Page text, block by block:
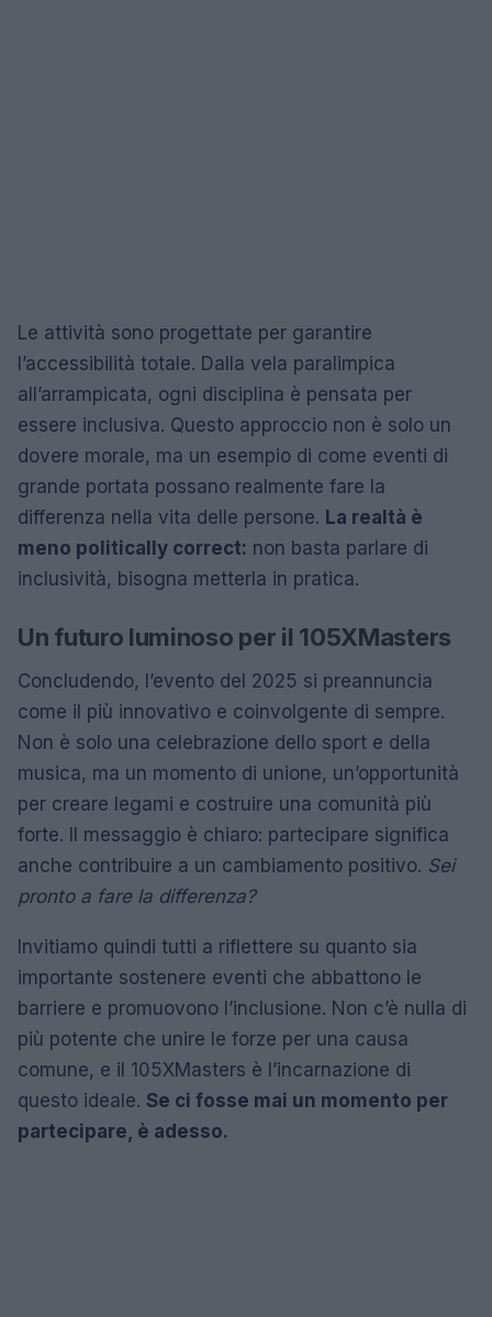
Le attività sono progettate per garantire
l’accessibilità totale. Dalla vela paralimpica
all’arrampicata, ogni disciplina è pensata per
essere inclusiva. Questo approccio non è solo un
dovere morale, ma un esempio di come eventi di
grande portata possano realmente fare la
differenza nella vita delle persone. La realtà è
meno politically correct: non basta parlare di
inclusività, bisogna metterla in pratica.
Un futuro luminoso per il 105XMasters
Concludendo, l’evento del 2025 si preannuncia
come il più innovativo e coinvolgente di sempre.
Non è solo una celebrazione dello sport e della
musica, ma un momento di unione, un’opportunità
per creare legami e costruire una comunità più
forte. Il messaggio è chiaro: partecipare significa
anche contribuire a un cambiamento positivo. Sei
pronto a fare la differenza?
Invitiamo quindi tutti a riflettere su quanto sia
importante sostenere eventi che abbattono le
barriere e promuovono l’inclusione. Non c’è nulla di
più potente che unire le forze per una causa
comune, e il 105XMasters è l’incarnazione di
questo ideale. Se ci fosse mai un momento per
partecipare, è adesso.